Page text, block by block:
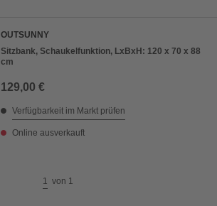
OUTSUNNY
Sitzbank, Schaukelfunktion, LxBxH: 120 x 70 x 88
cm
129,00 €
Verfügbarkeit im Markt prüfen
Online ausverkauft
1 von 1